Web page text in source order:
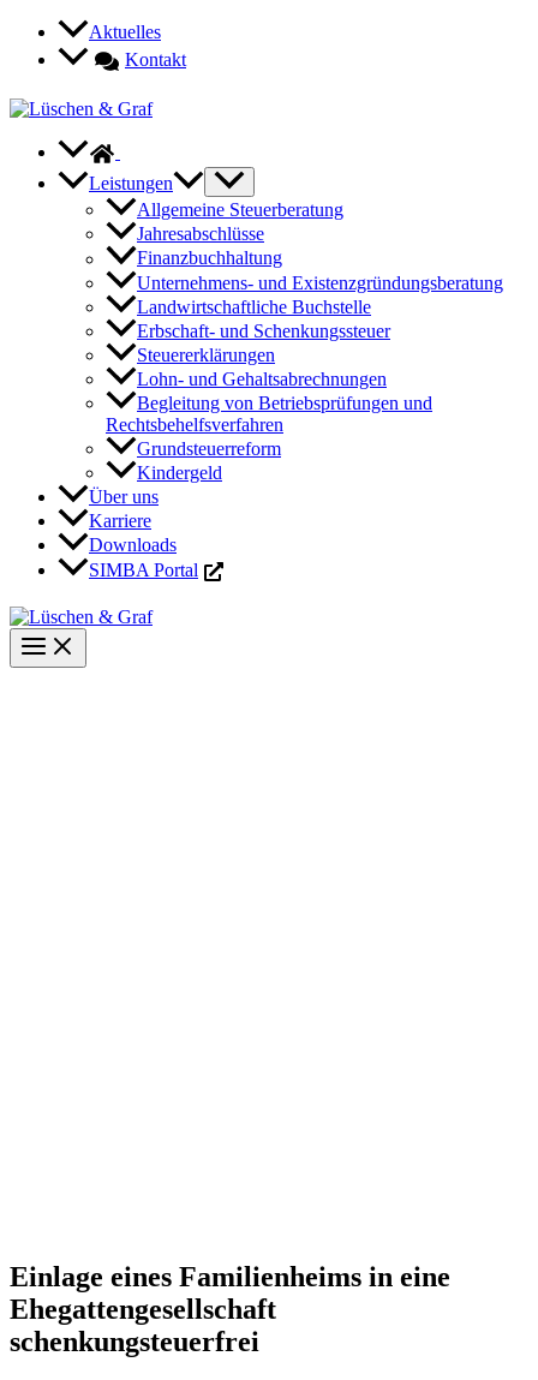
Zum
springen
Aktuelles
Kontakt
Leistungen
Allgemeine Steuerberatung
Jahresabschlüsse
Finanzbuchhaltung
Unternehmens- und Existenzgründungsberatung
Landwirtschaftliche Buchstelle
Erbschaft- und Schenkungssteuer
Steuererklärungen
Lohn- und Gehaltsabrechnungen
Begleitung von Betriebsprüfungen und
Rechtsbehelfsverfahren
Grundsteuerreform
Kindergeld
Über uns
Karriere
Downloads
SIMBA Portal
Einlage eines Familienheims in eine
Ehegattengesellschaft
schenkungsteuerfrei